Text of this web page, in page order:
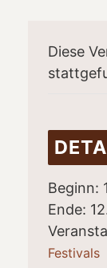
Diese
Beginn:
Ende:
Festivals